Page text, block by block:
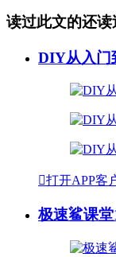
读过此文的还读
DIY从入门
打开APP客
极速鲨课